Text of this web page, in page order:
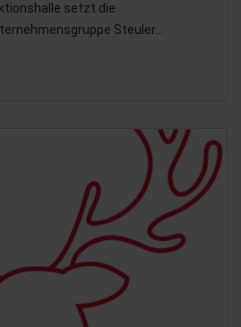
setzt die
Steuler…